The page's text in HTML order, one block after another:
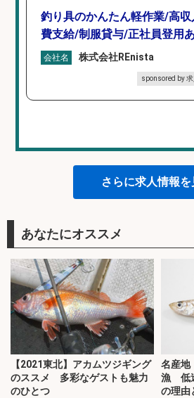
釣り具のかんたん軽作業/高
費支給/制服貸与/正社員登用
会社名 株式会社REnista
sponsored by
さらに求人情報を
あなたにオススメ
【2021東北】アカムツジギング
のススメ 多彩なゲストも魅力
のひとつ
名産地
漁 低
の理由